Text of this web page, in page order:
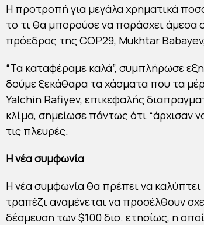
Η προτροπή για μεγάλα χρηματικά
το τι θα μπορούσε να παράσχει άμεσα
πρόεδρος της COP29, Mukhtar
“Τα καταφέραμε καλά”, συμπλήρωσε
δούμε ξεκάθαρα τα χάσματα που τα
Yalchin Rafiyev, επικεφαλής
κλίμα, σημείωσε πάντως ότι “άρχισαν
τις πλευρές.
Η νέα συμφωνία
Η νέα συμφωνία θα πρέπει να
τραπέζι αναμένεται να προσέλθουν
δέσμευση των $100 δισ. ετησίως, η